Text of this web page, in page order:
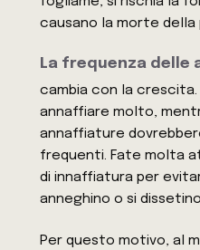
causano la morte della
La frequenza delle
cambia con la crescita.
annaffiare molto,
annaffiature
frequenti. Fate molta
di innaffiatura per
anneghino o si
Per questo motivo, al